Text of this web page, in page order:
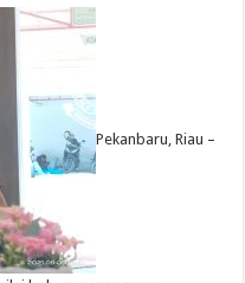
Pekanbaru, Riau –